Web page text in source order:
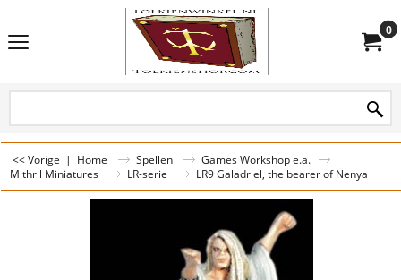
0
<< Vorige | Home Spellen
Games Workshop e.a.
Mithril Miniatures
LR-serie LR9 Galadriel, the bearer of Nenya